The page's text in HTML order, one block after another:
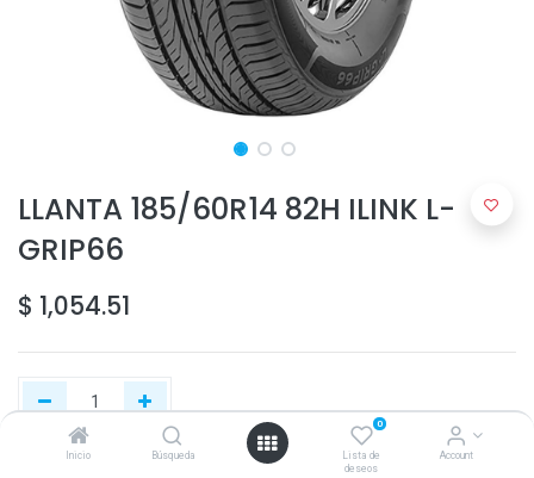
Inicio Búsqueda
0
Lista de
deseos
Account
LLANTA 185/60R14 82H ILINK L-
GRIP66
$ 1,054.51